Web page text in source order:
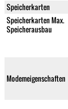
Speicherkarten
Speicherkarten Max.
Speicherausbau
Modemeigenschaften